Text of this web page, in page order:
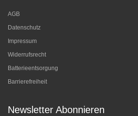
AGB
Datenschutz
Impressum
Widerrufsrecht
Batterieentsorgung
Barrierefreiheit
Newsletter Abonnieren